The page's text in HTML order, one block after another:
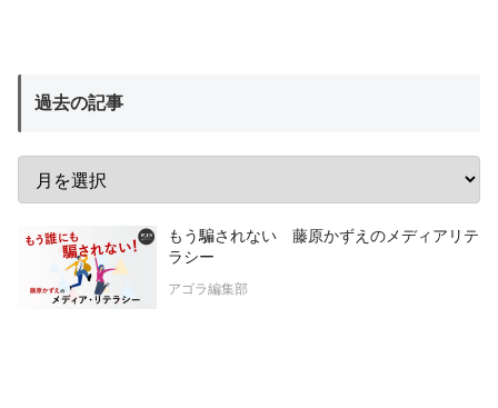
過去の記事
もう騙されない 藤原かずえのメディアリテ
ラシー
アゴラ編集部